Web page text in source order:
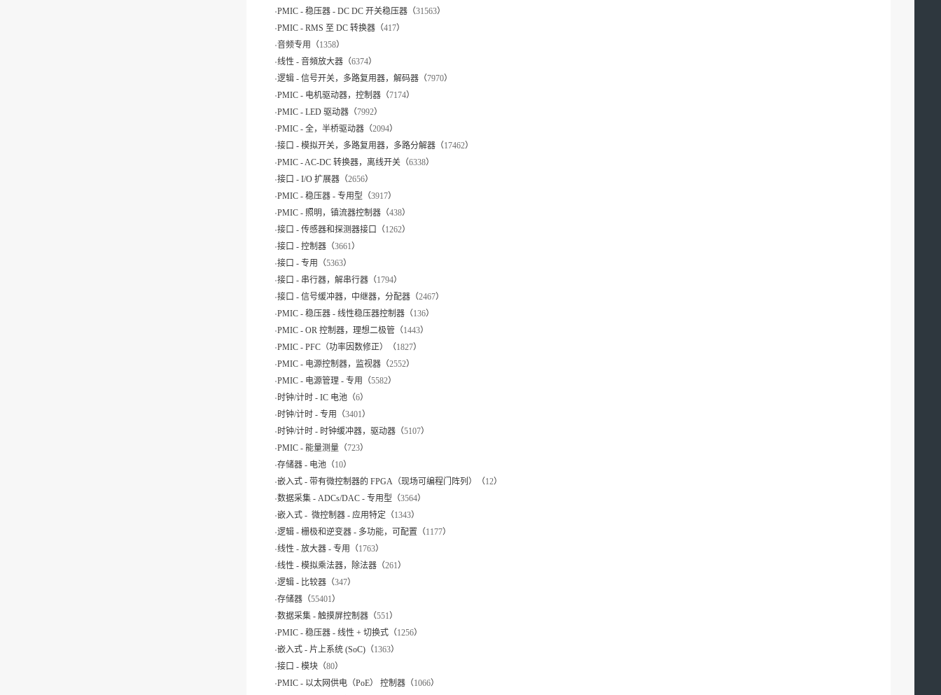
.PMIC - 稳压器 - DC DC 开关稳压器（31563）
.PMIC - RMS 至 DC 转换器（417）
.音频专用（1358）
.线性 - 音頻放大器（6374）
.逻辑 - 信号开关，多路复用器，解码器（7970）
.PMIC - 电机驱动器，控制器（7174）
.PMIC - LED 驱动器（7992）
.PMIC - 全，半桥驱动器（2094）
.接口 - 模拟开关，多路复用器，多路分解器（17462）
.PMIC - AC-DC 转换器，离线开关（6338）
.接口 - I/O 扩展器（2656）
.PMIC - 稳压器 - 专用型（3917）
.PMIC - 照明，镇流器控制器（438）
.接口 - 传感器和探测器接口（1262）
.接口 - 控制器（3661）
.接口 - 专用（5363）
.接口 - 串行器，解串行器（1794）
.接口 - 信号缓冲器，中继器，分配器（2467）
.PMIC - 稳压器 - 线性稳压器控制器（136）
.PMIC - OR 控制器，理想二极管（1443）
.PMIC - PFC（功率因数修正）（1827）
.PMIC - 电源控制器，监视器（2552）
.PMIC - 电源管理 - 专用（5582）
.时钟/计时 - IC 电池（6）
.时钟/计时 - 专用（3401）
.时钟/计时 - 时钟缓冲器，驱动器（5107）
.PMIC - 能量测量（723）
.存储器 - 电池（10）
.嵌入式 - 带有微控制器的 FPGA（现场可编程门阵列）（12）
.数据采集 - ADCs/DAC - 专用型（3564）
.嵌入式 - 微控制器 - 应用特定（1343）
.逻辑 - 栅极和逆变器 - 多功能，可配置（1177）
.线性 - 放大器 - 专用（1763）
.线性 - 模拟乘法器，除法器（261）
.逻辑 - 比较器（347）
.存储器（55401）
.数据采集 - 触摸屏控制器（551）
.PMIC - 稳压器 - 线性 + 切换式（1256）
.嵌入式 - 片上系统 (SoC)（1363）
.接口 - 模块（80）
.PMIC - 以太网供电（PoE） 控制器（1066）